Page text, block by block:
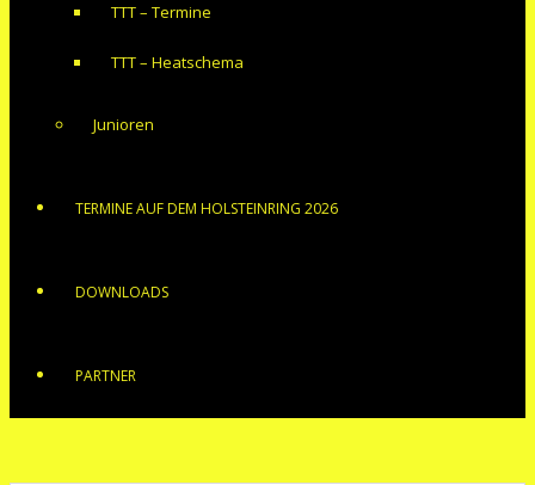
TTT – Termine
TTT – Heatschema
Junioren
TERMINE AUF DEM HOLSTEINRING 2026
DOWNLOADS
PARTNER